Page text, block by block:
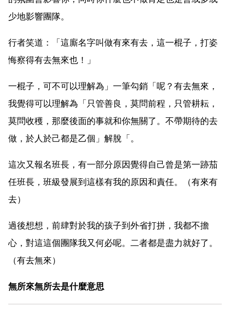
少地影響團隊。
行者笑道：「這廝名字叫做有來有去，這一棍子，打姿
悔察得有去無來也！」
一棍子，可不可以理解為」一筆勾銷「呢？有去無來，
我覺得可以理解為「只管善良，莫問前程，只管耕耘，
莫問收穫，那麼後面的事就和你無關了。不帶期待的去
做，於人於己都是乙個」解脫「。
這次又報名班長，有一部分原因覺得自己曾是第一跡茄
任班長，班級發展到這樣有我的原因和責任。（有來有
去）
過後想想，前肆對於我的孩子到外省打拼，我都不擔
心，對這這個團隊我又何必呢。二者都是盡力就好了。
（有去無來）
無所來無所去是什麼意思